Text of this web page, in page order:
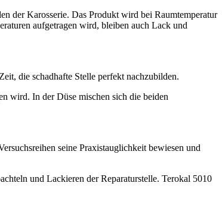
der Karosserie. Das Produkt wird bei Raumtemperatur
aufgetragen wird, bleiben auch Lack und
die schadhafte Stelle perfekt nachzubilden.
wird. In der Düse mischen sich die beiden
seine Praxistauglichkeit bewiesen und
und Lackieren der Reparaturstelle. Terokal 5010